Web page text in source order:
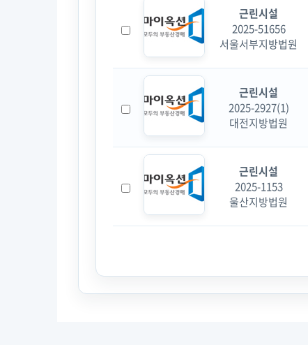
근린시설
2025-51656
서울서부지방법원
근린시설
2025-2927(1)
대전지방법원
근린시설
2025-1153
울산지방법원